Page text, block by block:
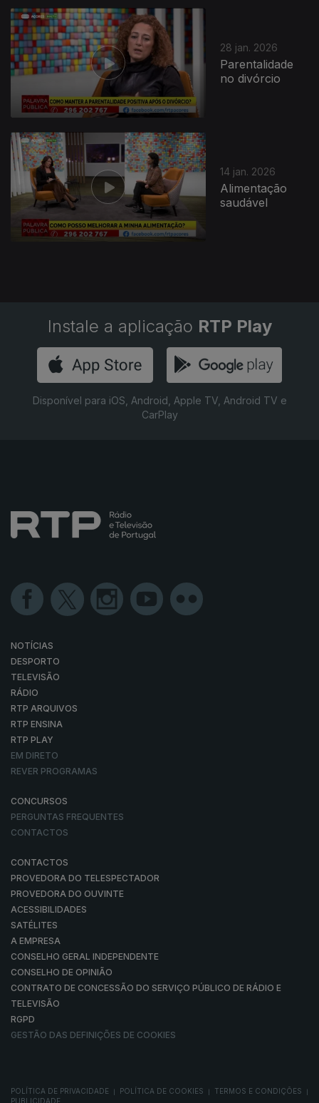
28 jan. 2026
Parentalidade
no divórcio
14 jan. 2026
Alimentação
saudável
902350
Instale a aplicação RTP Play
Disponível para iOS, Android, Apple TV, Android TV e
CarPlay
NOTÍCIAS
DESPORTO
TELEVISÃO
RÁDIO
RTP ARQUIVOS
RTP ENSINA
RTP PLAY
EM DIRETO
REVER PROGRAMAS
CONCURSOS
PERGUNTAS FREQUENTES
CONTACTOS
CONTACTOS
PROVEDORA DO TELESPECTADOR
PROVEDORA DO OUVINTE
ACESSIBILIDADES
SATÉLITES
A EMPRESA
CONSELHO GERAL INDEPENDENTE
CONSELHO DE OPINIÃO
CONTRATO DE CONCESSÃO DO SERVIÇO PÚBLICO DE RÁDIO E
TELEVISÃO
RGPD
GESTÃO DAS DEFINIÇÕES DE COOKIES
POLÍTICA DE PRIVACIDADE POLÍTICA DE COOKIES TERMOS E CONDIÇÕES
PUBLICIDADE